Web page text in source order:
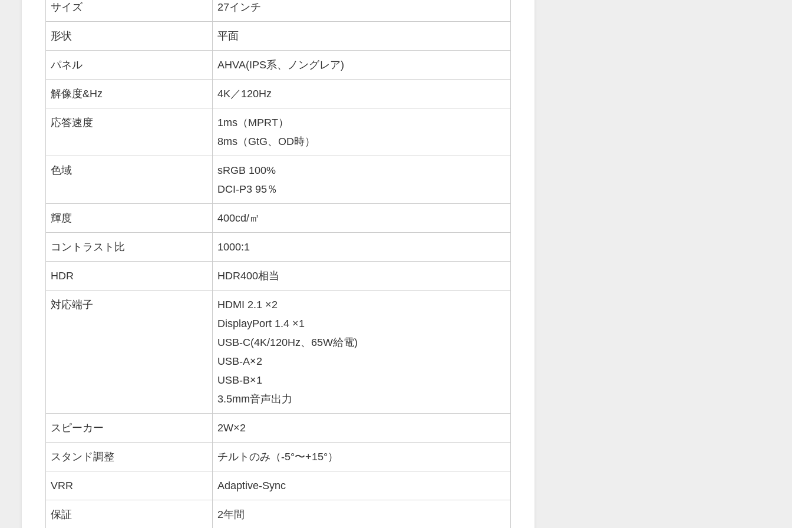
サイズ 27インチ
形状 平面
パネル AHVA(IPS系、ノングレア)
解像度&Hz 4K／120Hz
応答速度
1ms（MPRT）
8ms（GtG、OD時）
色域
sRGB 100%
DCI-P3 95％
輝度 400cd/㎡
コントラスト比 1000:1
HDR HDR400相当
対応端子
HDMI 2.1 ×2
DisplayPort 1.4 ×1
USB-C(4K/120Hz、65W給電)
USB-A×2
USB-B×1
3.5mm音声出力
スピーカー 2W×2
スタンド調整 チルトのみ（-5°〜+15°）
VRR Adaptive-Sync
保証 2年間